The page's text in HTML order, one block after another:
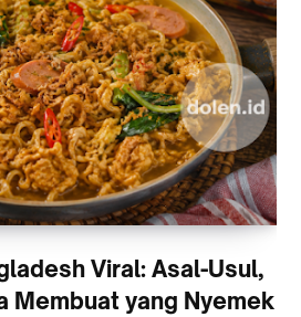
Viral: Asal-Usul,
Membuat yang Nyemek